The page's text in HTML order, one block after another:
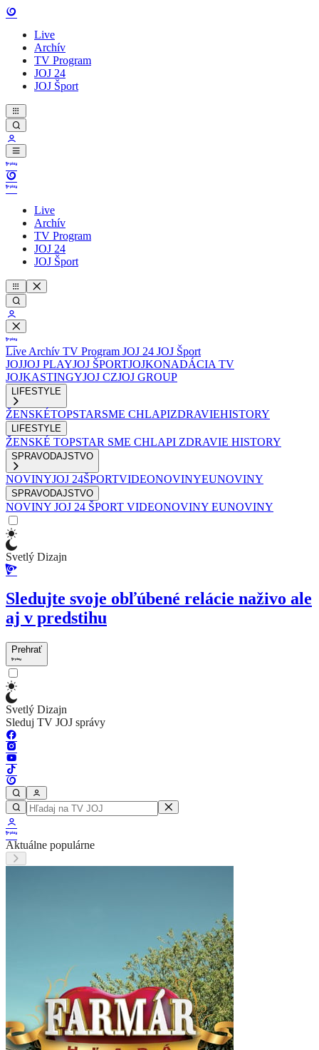
Live
Archív
TV Program
JOJ 24
JOJ Šport
Live
Archív
TV Program
JOJ 24
JOJ Šport
Live Archív TV Program JOJ 24 JOJ Šport
JOJJOJ PLAYJOJ ŠPORTJOJKONADÁCIA TV
JOJKASTINGYJOJ CZJOJ GROUP
LIFESTYLE
ŽENSKÉTOPSTARSME CHLAPIZDRAVIEHISTORY
LIFESTYLE
ŽENSKÉ TOPSTAR SME CHLAPI ZDRAVIE HISTORY
SPRAVODAJSTVO
NOVINYJOJ 24ŠPORTVIDEONOVINYEUNOVINY
SPRAVODAJSTVO
NOVINY JOJ 24 ŠPORT VIDEONOVINY EUNOVINY
Svetlý Dizajn
Sledujte svoje obľúbené relácie naživo ale
aj v predstihu
Prehrať
Svetlý Dizajn
Sleduj TV JOJ správy
Aktuálne populárne